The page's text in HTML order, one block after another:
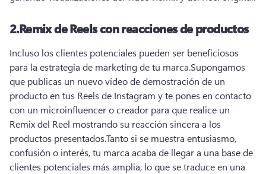
2.Remix de Reels con reacciones de productos
Incluso los clientes potenciales pueden ser beneficiosos
para la estrategia de marketing de tu marca.Supongamos
que publicas un nuevo vídeo de demostración de un
producto en tus Reels de Instagram y te pones en contacto
con un microinfluencer o creador para que realice un
Remix del Reel mostrando su reacción sincera a los
productos presentados.Tanto si se muestra entusiasmo,
confusión o interés, tu marca acaba de llegar a una base de
clientes potenciales más amplia, lo que se traduce en una